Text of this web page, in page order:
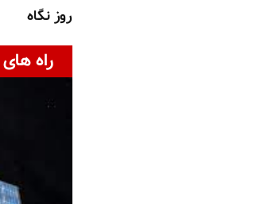
روز نگاه
راه